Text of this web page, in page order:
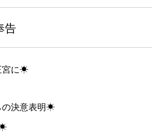
告
に☀
決意表明☀